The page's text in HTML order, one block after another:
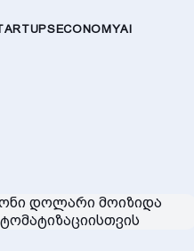
ECONOMYAI